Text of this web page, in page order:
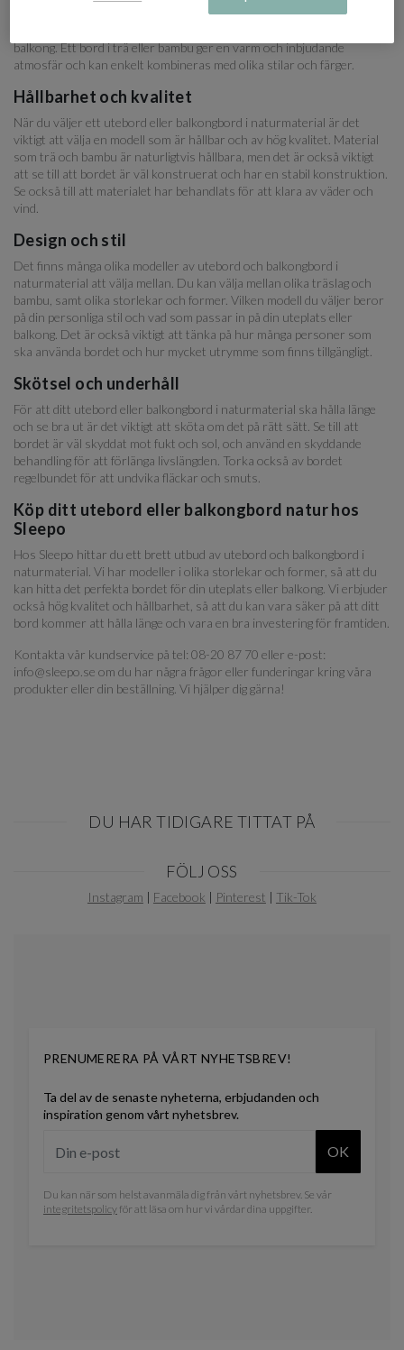
Att ha ett utebord eller balkongbord i naturmaterial är ett utmärkt
balkong. Ett bord i trä eller bambu ger en varm och inbjudande
atmosfär och kan enkelt kombineras med olika stilar och färger.
Hållbarhet och kvalitet
När du väljer ett utebord eller balkongbord i naturmaterial är det
viktigt att välja en modell som är hållbar och av hög kvalitet. Material
som trä och bambu är naturligtvis hållbara, men det är också viktigt
att se till att bordet är väl konstruerat och har en stabil konstruktion.
Se också till att materialet har behandlats för att klara av väder och
vind.
Design och stil
Det finns många olika modeller av utebord och balkongbord i
naturmaterial att välja mellan. Du kan välja mellan olika träslag och
bambu, samt olika storlekar och former. Vilken modell du väljer beror
på din personliga stil och vad som passar in på din uteplats eller
balkong. Det är också viktigt att tänka på hur många personer som
ska använda bordet och hur mycket utrymme som finns tillgängligt.
Skötsel och underhåll
För att ditt utebord eller balkongbord i naturmaterial ska hålla länge
och se bra ut är det viktigt att sköta om det på rätt sätt. Se till att
bordet är väl skyddat mot fukt och sol, och använd en skyddande
behandling för att förlänga livslängden. Torka också av bordet
regelbundet för att undvika fläckar och smuts.
Köp ditt utebord eller balkongbord natur hos
Sleepo
Hos Sleepo hittar du ett brett utbud av utebord och balkongbord i
naturmaterial. Vi har modeller i olika storlekar och former, så att du
kan hitta det perfekta bordet för din uteplats eller balkong. Vi erbjuder
också hög kvalitet och hållbarhet, så att du kan vara säker på att ditt
bord kommer att hålla länge och vara en bra investering för framtiden.
Kontakta vår kundservice på tel: 08-20 87 70 eller e-post:
info@sleepo.se om du har några frågor eller funderingar kring våra
produkter eller din beställning. Vi hjälper dig gärna!
DU HAR TIDIGARE TITTAT PÅ
FÖLJ OSS
Instagram | Facebook | Pinterest | Tik-Tok
PRENUMERERA PÅ VÅRT NYHETSBREV!
Ta del av de senaste nyheterna, erbjudanden och
inspiration genom vårt nyhetsbrev.
OK
Du kan när som helst avanmäla dig från vårt nyhetsbrev. Se vår
integritetspolicyför att läsa om hur vi vårdar dina uppgifter.